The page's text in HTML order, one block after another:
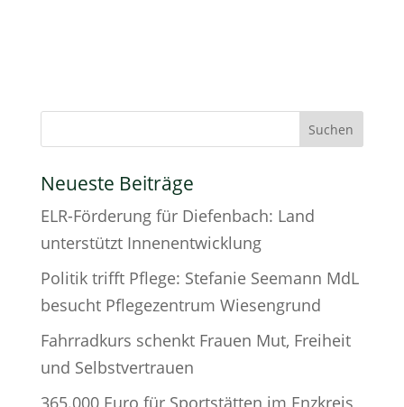
Neueste Beiträge
ELR-Förderung für Diefenbach: Land
unterstützt Innenentwicklung
Politik trifft Pflege: Stefanie Seemann MdL
besucht Pflegezentrum Wiesengrund
Fahrradkurs schenkt Frauen Mut, Freiheit
und Selbstvertrauen
365.000 Euro für Sportstätten im Enzkreis